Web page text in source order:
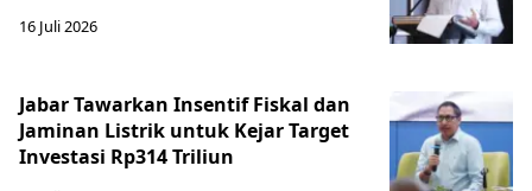
16 Juli 2026
Jabar Tawarkan Insentif Fiskal dan
Jaminan Listrik untuk Kejar Target
Investasi Rp314 Triliun